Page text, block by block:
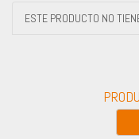
ESTE PRODUCTO NO